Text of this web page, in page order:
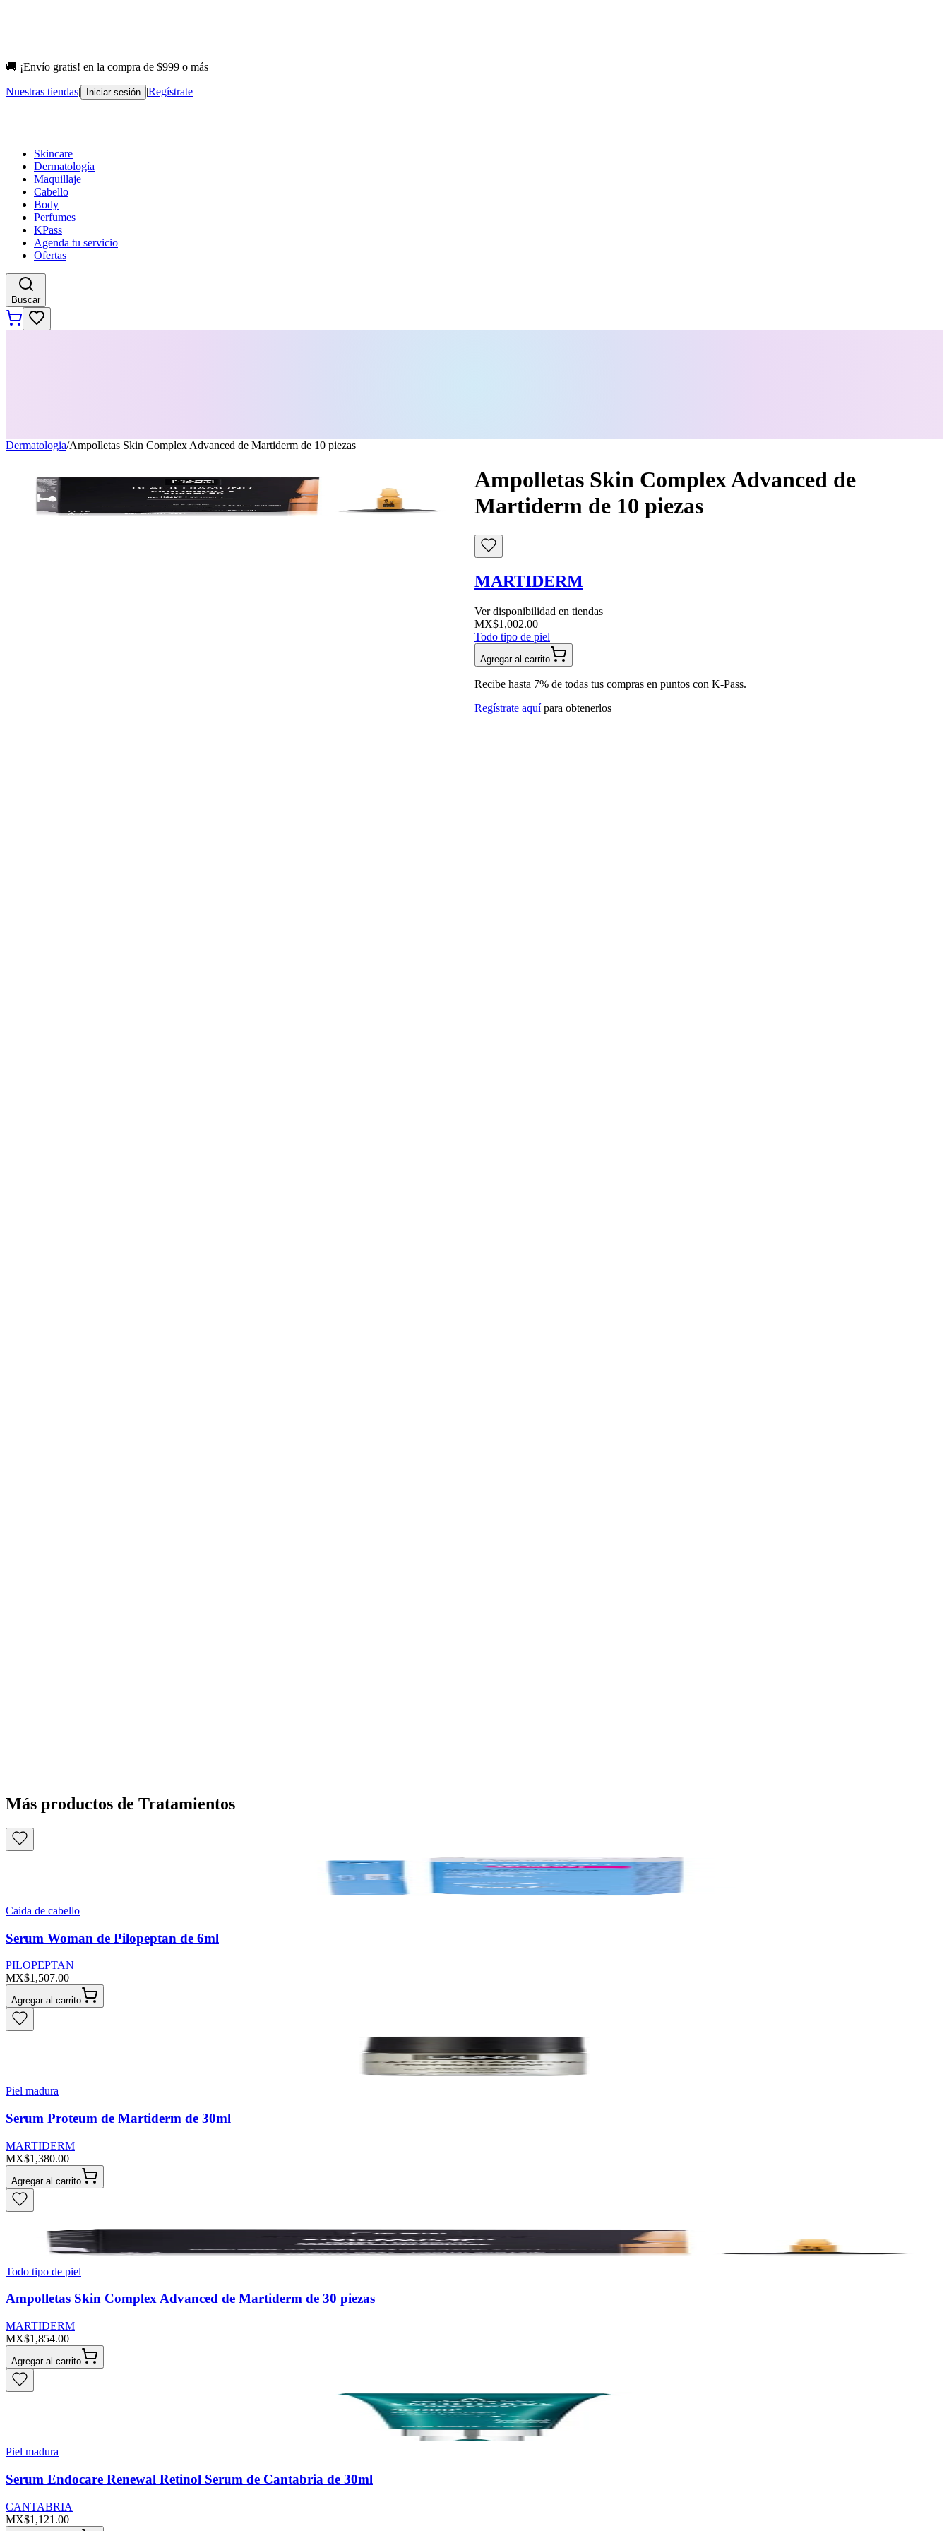
🚚 ¡Envío gratis! en la compra de $999 o más
Nuestras tiendas| Iniciar sesión |Regístrate
Skincare
Dermatología
Maquillaje
Cabello
Body
Perfumes
KPass
Agenda tu servicio
Ofertas
Buscar
Dermatologia/Ampolletas Skin Complex Advanced de Martiderm de 10 piezas
Ampolletas Skin Complex Advanced de
Martiderm de 10 piezas
MARTIDERM
Ver disponibilidad en tiendas
MX$1,002.00
Todo tipo de piel
Agregar al carrito
Recibe hasta 7% de todas tus compras en puntos con K-Pass.
Regístrate aquí para obtenerlos
Más productos de Tratamientos
Caida de cabello
Serum Woman de Pilopeptan de 6ml
PILOPEPTAN
MX$1,507.00
Agregar al carrito
Piel madura
Serum Proteum de Martiderm de 30ml
MARTIDERM
MX$1,380.00
Agregar al carrito
Todo tipo de piel
Ampolletas Skin Complex Advanced de Martiderm de 30 piezas
MARTIDERM
MX$1,854.00
Agregar al carrito
Piel madura
Serum Endocare Renewal Retinol Serum de Cantabria de 30ml
CANTABRIA
MX$1,121.00